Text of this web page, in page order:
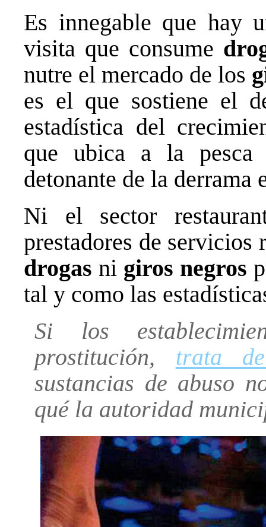
Es innegable que hay
visita que consume
nutre el mercado de los
es el que sostiene el
estadística del
que ubica a la pesca
detonante de la derrama
Ni el sector
prestadores de
drogas ni giros negros
tal y como las
Si los
prostitución, trata
sustancias de abuso
qué la autoridad